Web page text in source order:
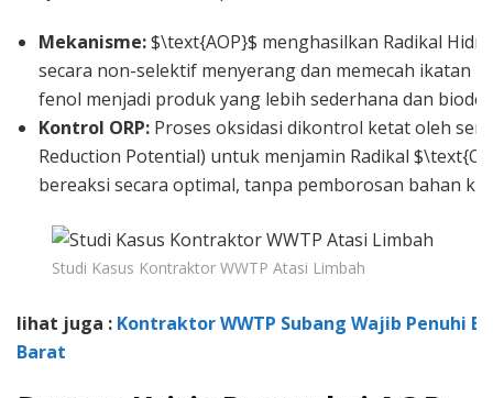
Mekanisme:$\text{AOP}$ menghasilkan Radikal
secara non-selektif menyerang dan memecah ikatan
fenol menjadi produk yang lebih sederhana dan
Kontrol ORP: Proses oksidasi dikontrol ketat oleh
Reduction Potential) untuk menjamin Radikal
bereaksi secara optimal, tanpa pemborosan bahan
Studi Kasus Kontraktor WWTP Atasi Limbah
lihat juga : Kontraktor WWTP Subang Wajib Penuhi
Barat